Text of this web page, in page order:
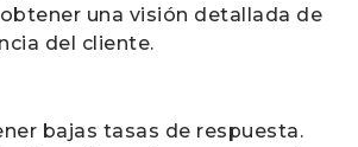
una visión detallada de
del cliente.
bajas tasas de respuesta.